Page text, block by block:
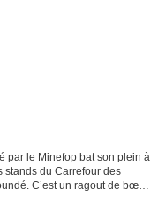
par le Minefop bat son plein à
stands du Carrefour des
C’est un ragout de bœuf